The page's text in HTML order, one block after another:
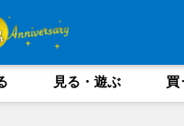
見る・遊ぶ 買